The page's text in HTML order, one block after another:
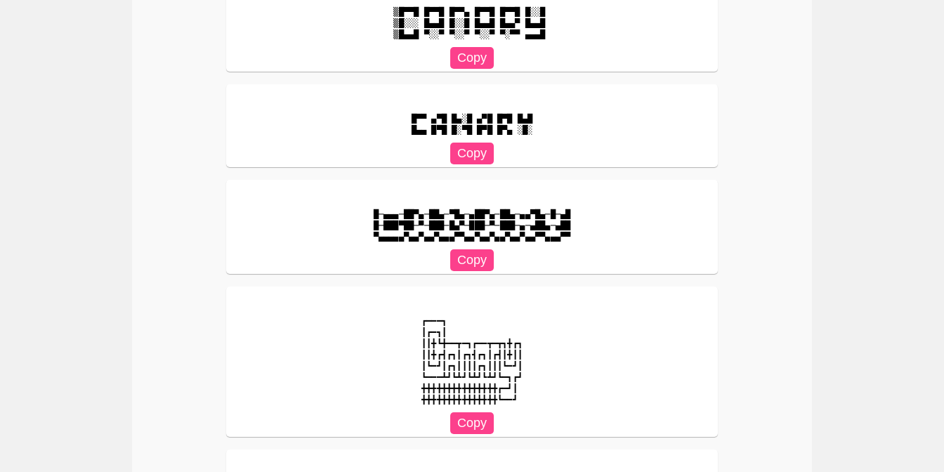
▒█▀▀█ █▀▀█ █▀▀▄ █▀▀█ █▀▀█ █░░█
▒█░░░ █▄▄█ █░░█ █▄▄█ █▄▄▀ █▄▄█
█▀▀ ▄▀█ █▄░█ ▄▀█ █▀█ █▄█
█─▄▄▄─██▀▄─██▄─▀█▄─▄██▀▄─██▄─▄▄▀█▄─█─▄█
█─███▀██─▀─███─█▄▀─███─▀─███─▄─▄██▄─▄██
▀▄▄▄▄▄▀▄▄▀▄▄▀▄▄▄▀▀▄▄▀▄▄▀▄▄▀▄▄▀▄▄▀▀▄▄▄▀▀
┏━━━┓
┃┏━┓┃
┃┃╋┗╋━━┳━┓┏━━┳━┳┓╋┏┓
┃┃╋┏┫┏┓┃┏┓┫┏┓┃┏┫┃╋┃┃
┃┗━┛┃┏┓┃┃┃┃┏┓┃┃┃┗━┛┃
┗━━━┻┛┗┻┛┗┻┛┗┻┛┗━┓┏┛
╋╋╋╋╋╋╋╋╋╋╋╋╋╋╋┏━┛┃